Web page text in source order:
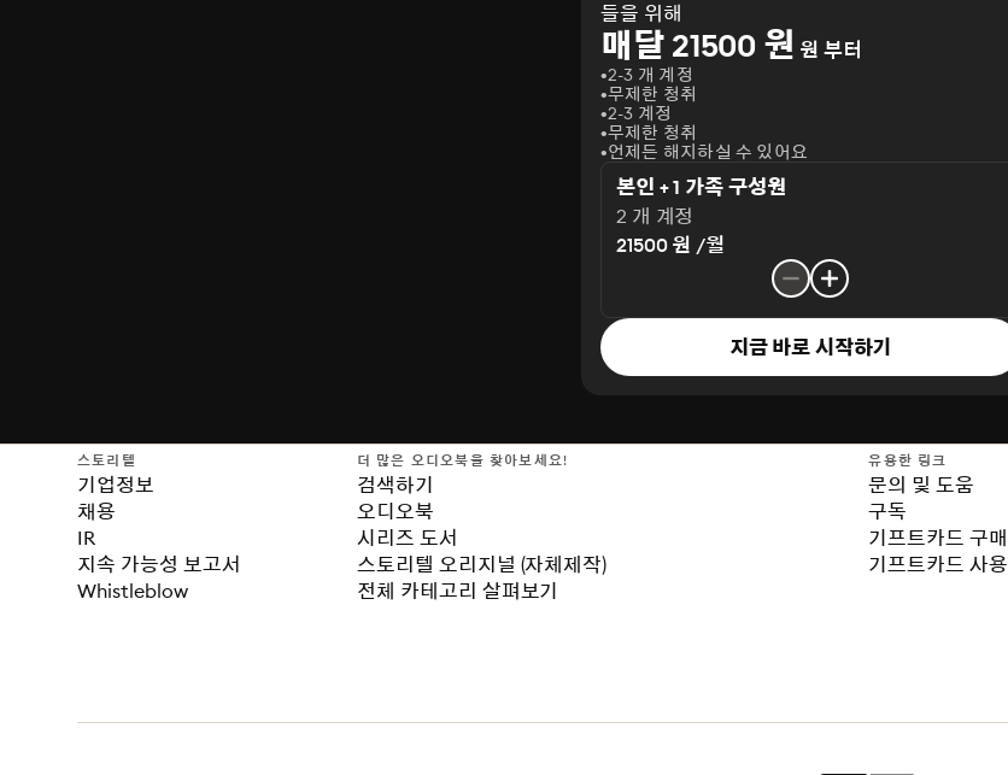
들을 위해
매달 21500 원 원 부터
2-3 개 계정
무제한 청취
2-3 계정
무제한 청취
언제든 해지하실 수 있어요
본인 + 1 가족 구성원
2 개 계정
21500 원 /월
지금 바로 시작하기
스토리텔
기업정보
채용
IR
지속 가능성 보고서
Whistleblow
더 많은 오디오북을 찾아보세요!
검색하기
오디오북
시리즈 도서
스토리텔 오리지널 (자체제작)
전체 카테고리 살펴보기
유용한 링크
문의 및 도움
구독
기프트카드 구매
기프트카드 사용